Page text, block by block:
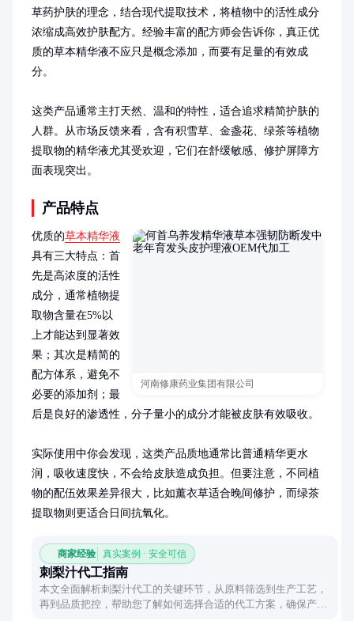
草药护肤的理念，结合现代提取技术，将植物中的活性成分
浓缩成高效护肤配方。经验丰富的配方师会告诉你，真正优
质的草本精华液不应只是概念添加，而要有足量的有效成
分。
这类产品通常主打天然、温和的特性，适合追求精简护肤的
人群。从市场反馈来看，含有积雪草、金盏花、绿茶等植物
提取物的精华液尤其受欢迎，它们在舒缓敏感、修护屏障方
面表现突出。
产品特点
河南修康药业集团有限公司
优质的草本精华液
具有三大特点：首
先是高浓度的活性
成分，通常植物提
取物含量在5%以
上才能达到显著效
果；其次是精简的
配方体系，避免不
必要的添加剂；最
后是良好的渗透性，分子量小的成分才能被皮肤有效吸收。
实际使用中你会发现，这类产品质地通常比普通精华更水
润，吸收速度快，不会给皮肤造成负担。但要注意，不同植
物的配伍效果差异很大，比如薰衣草适合晚间修护，而绿茶
提取物则更适合日间抗氧化。
商家经验 真实案例 · 安全可信
刺梨汁代工指南
本文全面解析刺梨汁代工的关键环节，从原料筛选到生产工艺，
再到品质把控，帮助您了解如何选择合适的代工方案，确保产品